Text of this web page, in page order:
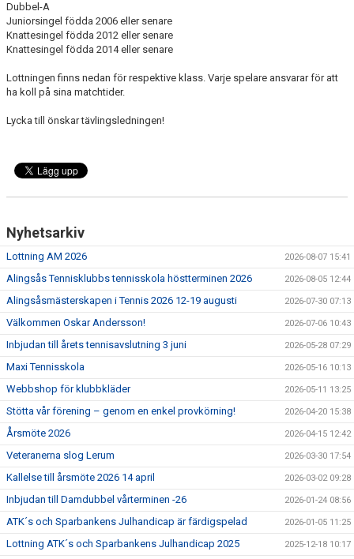
Dubbel-A
Juniorsingel födda 2006 eller senare
Knattesingel födda 2012 eller senare
Knattesingel födda 2014 eller senare
Lottningen finns nedan för respektive klass. Varje spelare ansvarar för att
ha koll på sina matchtider.
Lycka till önskar tävlingsledningen!
Nyhetsarkiv
Lottning AM 2026 2026-08-07 15:41
Alingsås Tennisklubbs tennisskola höstterminen 2026 2026-08-05 12:44
Alingsåsmästerskapen i Tennis 2026 12-19 augusti 2026-07-30 07:13
Välkommen Oskar Andersson! 2026-07-06 10:43
Inbjudan till årets tennisavslutning 3 juni 2026-05-28 07:29
Maxi Tennisskola 2026-05-16 10:13
Webbshop för klubbkläder 2026-05-11 13:25
Stötta vår förening – genom en enkel provkörning! 2026-04-20 15:38
Årsmöte 2026 2026-04-15 12:42
Veteranerna slog Lerum 2026-03-30 17:54
Kallelse till årsmöte 2026 14 april 2026-03-02 09:28
Inbjudan till Damdubbel vårterminen -26 2026-01-24 08:56
ATK´s och Sparbankens Julhandicap är färdigspelad 2026-01-05 11:25
Lottning ATK´s och Sparbankens Julhandicap 2025 2025-12-18 10:17